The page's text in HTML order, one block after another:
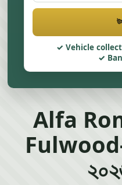
Vehicle
Alfa
Fulwood-